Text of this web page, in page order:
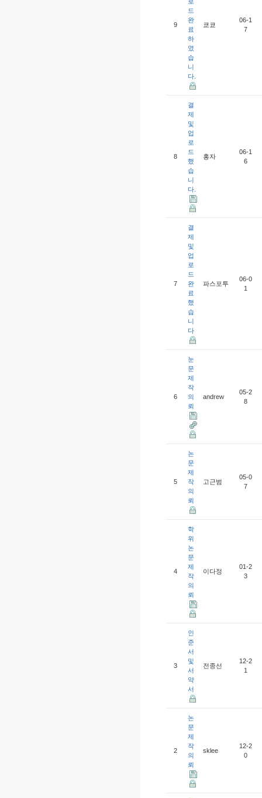
9
드
완
료
하
였
습
니
다.
쿄쿄
06-1
7
8
결
제
및
업
로
드
했
습
니
다.
홍자
06-1
6
7
결
제
및
업
로
드
완
료
했
습
니
다
파스포투
06-0
1
6
눈
문
제
작
의
뢰
andrew
05-2
8
5
논
문
제
작
의
뢰
고근범
05-0
7
4
학
위
논
문
제
작
의
뢰
이다정
01-2
3
3
인
준
서
및
서
약
서
전종선
12-2
1
2
논
문
제
작
의
뢰
sklee
12-2
0